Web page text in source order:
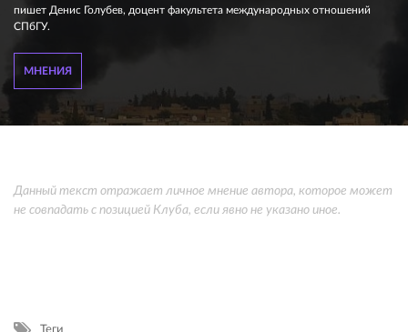
пишет Денис Голубев, доцент факультета международных отношений
СПбГУ.
МНЕНИЯ
Данный текст отражает личное мнение автора, которое может
не совпадать с позицией Клуба, если явно не указано иное.